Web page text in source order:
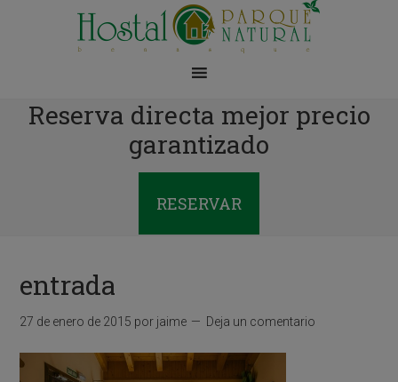
Reserva directa mejor precio
garantizado
RESERVAR
entrada
27 de enero de 2015 por jaime Deja un comentario